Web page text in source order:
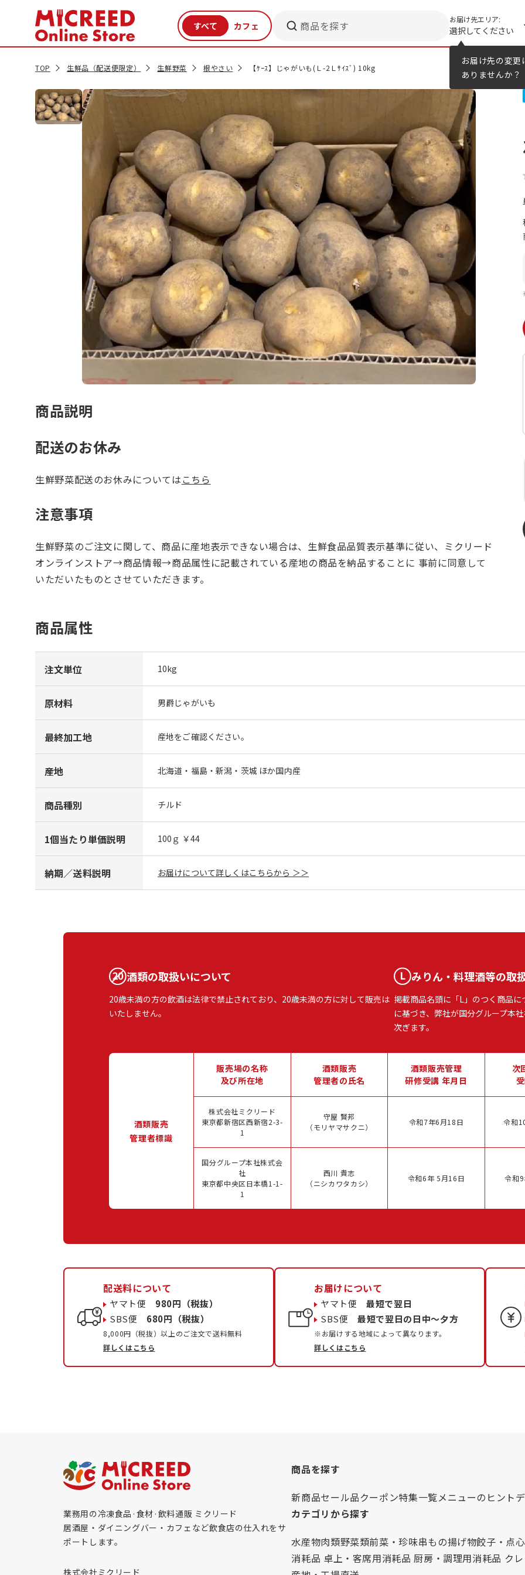
お届け先の変更
ありませんか？
商品を探す お届け先エリア:
選択してください
TOP 生鮮品（配送便限定） 生鮮野菜 根やさい 【ｹｰｽ】じゃがいも(Ｌ-2Ｌｻｲｽﾞ) 10kg
商品説明
配送のお休み
生鮮野菜配送のお休みについては こちら
注意事項
生鮮野菜のご注文に関して、商品に産地表示できない場合は、生鮮食品品質表示基準に従い、ミクリード
オンラインストア→商品情報→商品属性に記載されている産地の商品を納品することに 事前に同意して
いただいたものとさせていただきます。
商品属性
注文単位 10kg
原材料 男爵じゃがいも
最終加工地 産地をご確認ください。
産地 北海道・福島・新潟・茨城 ほか国内産
商品種別 チルド
1個当たり単価説明 100ｇ ￥44
納期／送料説明 お届けについて詳しくはこちらから ＞＞
酒類の取扱いについて
20歳未満の方の飲酒は法律で禁止されており、20歳未満の方に対して販売は
いたしません。
みりん・料理酒等の取
掲載商品名頭に「L」のつく商品
に基づき、弊社が国分グループ本
次ぎます。
酒類販売
管理者標識
販売場の名称
及び所在地
酒類販売
管理者の氏名
酒類販売管理
研修受講 年月日
次
株式会社ミクリード
東京都新宿区西新宿2-3-
1
守屋 賢邦
（モリヤマサクニ）
令和7年6月18日 令和
国分グループ本社株式会
社
東京都中央区日本橋1-1-
1
西川 貴志
（ニシカワタカシ）
令和6年 5月16日 令和
配送料について
ヤマト便 980円（税抜）
SBS便 680円（税抜）
8,000円（税抜）以上のご注文で送料無料
詳しくはこちら
お届けについて
ヤマト便最短で翌日
SBS便最短で翌日の日中〜夕方
※お届けする地域によって異なります。
詳しくはこちら
業務用の冷凍食品·食材·飲料通販 ミクリード
居酒屋・ダイニングバー・カフェなど飲食店の仕入れをサ
ポートします。
株式会社ミクリード
商品を探す
新商品セール品クーポン特集一覧メニューのヒント
カテゴリから探す
水産物肉類野菜類前菜・珍味串もの揚げ物餃子・点心
消耗品 卓上・客席用消耗品 厨房・調理用消耗品 ク